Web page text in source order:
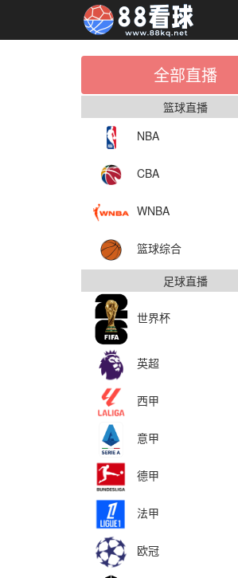
全部直播
篮球直播
NBA
CBA
WNBA
篮球综合
足球直播
世界杯
英超
西甲
意甲
德甲
法甲
欧冠